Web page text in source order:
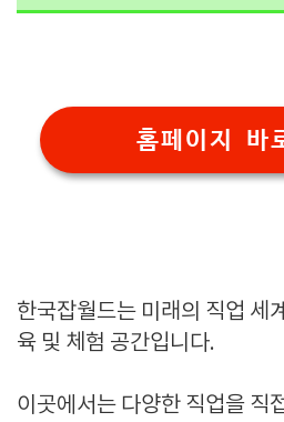
홈페이지 바
한국잡월드는 미래의 직업 세
육 및 체험 공간입니다.
이곳에서는 다양한 직업을 직